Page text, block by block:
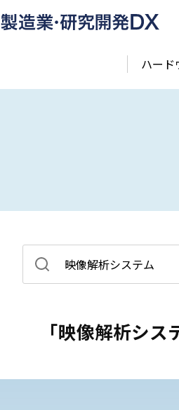
ハード
「映像解析シ